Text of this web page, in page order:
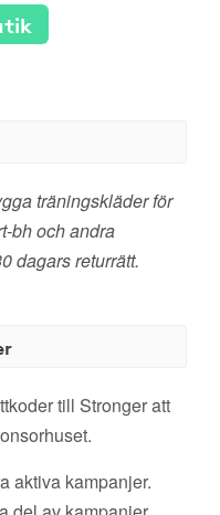
träningskläder för
bh och andra
dagars returrätt.
till Stronger att
aktiva kampanjer.